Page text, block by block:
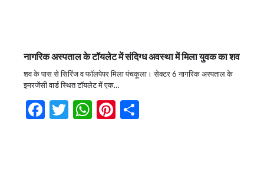
नागरिक अस्पताल के टॉयलेट में संदिग्ध अवस्था में मिला युवक का शव
शव के पास से सिरिंज व फॉलपेपर मिला पंचकूला। सेक्टर 6 नागरिक अस्पताल के
इमरजेंसी वार्ड स्थित टॉयलेट में एक…
Facebook
Twitter
WhatsApp
Pinterest